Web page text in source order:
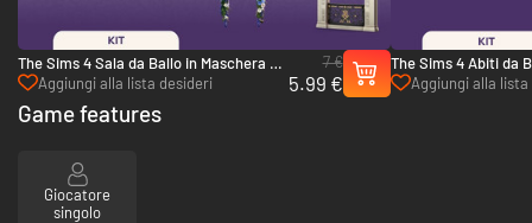
The Sims 4 Sala da Ballo in Maschera di
Lady Bridgerton Kit - PC (EA App)
Aggiungi alla lista desideri
7 €
5.99 €
The Sims 4 Abiti da
Lady Bridgerton Kit -
Aggiungi alla lista
Game features
Giocatore
singolo